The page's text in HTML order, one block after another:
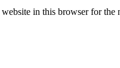
in this browser for the